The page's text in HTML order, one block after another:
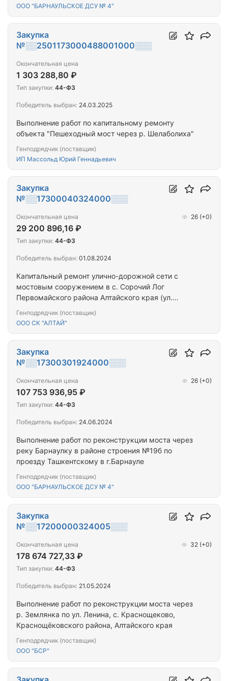
ООО "БАРНАУЛЬСКОЕ ДСУ № 4"
Выполнение работ по капитальному ремонту
объекта "Пешеходный мост через р. Шелаболиха"
Генподрядчик (поставщик)
ИП Массольд Юрий Геннадьевич
Закупка
№░░2501173000488001000░░░
Окончательная цена
1 303 288,80 ₽
Тип закупки: 44-ФЗ
Победитель выбран: 24.03.2025
Капитальный ремонт улично-дорожной сети с
мостовым сооружением в с. Сорочий Лог
Первомайского района Алтайского края (ул.
Генподрядчик (поставщик)
ООО СК "АЛТАЙ"
Закупка
№░░17300040324000░░░
Окончательная цена
29 200 896,16 ₽
26 (+0)
Тип закупки: 44-ФЗ
Победитель выбран: 01.08.2024
Выполнение работ по реконструкции моста через
реку Барнаулку в районе строения №19б по
проезду Ташкентскому в г.Барнауле
Генподрядчик (поставщик)
ООО "БАРНАУЛЬСКОЕ ДСУ № 4"
Закупка
№░░17300301924000░░░
Окончательная цена
107 753 936,95 ₽
26 (+0)
Тип закупки: 44-ФЗ
Победитель выбран: 24.06.2024
Выполнение работ по реконструкции моста через
р. Землянка по ул. Ленина, с. Краснощеково,
Краснощёковского района, Алтайского края
Генподрядчик (поставщик)
ООО "БСР"
Закупка
№░░17200000324005░░░
Окончательная цена
178 674 727,33 ₽
32 (+0)
Тип закупки: 44-ФЗ
Победитель выбран: 21.05.2024